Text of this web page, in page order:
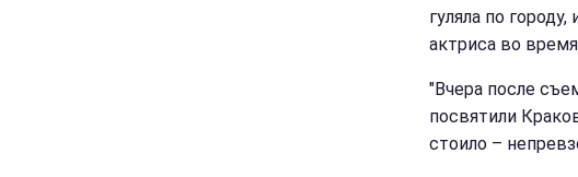
гуляла по
актриса во
"Вчера после
посвятили
стоило –